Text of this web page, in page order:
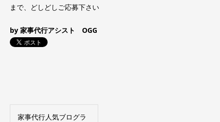
まで、どしどしご応募下さい
by 家事代行アシスト OGG
家事代行人気ブログラ